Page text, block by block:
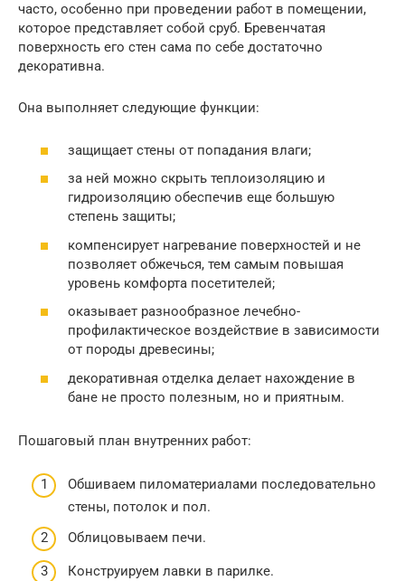
часто, особенно при проведении работ в помещении,
которое представляет собой сруб. Бревенчатая
поверхность его стен сама по себе достаточно
декоративна.
Она выполняет следующие функции:
защищает стены от попадания влаги;
за ней можно скрыть теплоизоляцию и
гидроизоляцию обеспечив еще большую
степень защиты;
компенсирует нагревание поверхностей и не
позволяет обжечься, тем самым повышая
уровень комфорта посетителей;
оказывает разнообразное лечебно-
профилактическое воздействие в зависимости
от породы древесины;
декоративная отделка делает нахождение в
бане не просто полезным, но и приятным.
Пошаговый план внутренних работ:
Обшиваем пиломатериалами последовательно
стены, потолок и пол.
Облицовываем печи.
Конструируем лавки в парилке.